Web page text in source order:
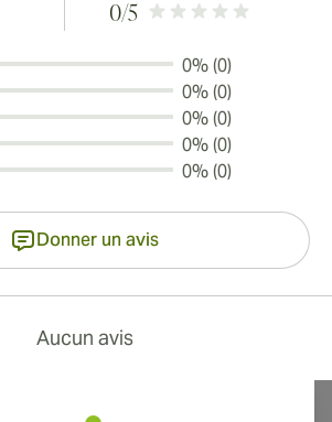
0/5
0% (0)
0% (0)
0% (0)
0% (0)
0% (0)
Donner un avis
Aucun avis